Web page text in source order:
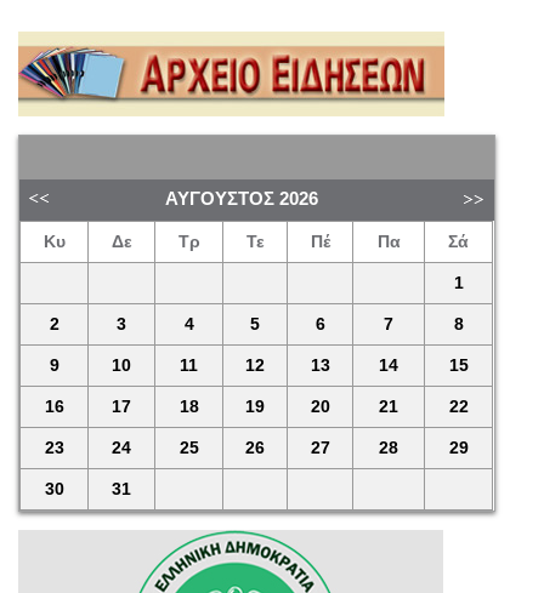
ΑΎΓΟΥΣΤΟΣ 2026
Κυ Δε Τρ Τε Πέ Πα Σά
1
2 3 4 5 6 7 8
9 10 11 12 13 14 15
16 17 18 19 20 21 22
23 24 25 26 27 28 29
30 31